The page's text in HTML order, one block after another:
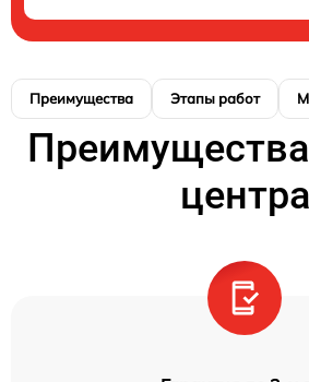
Преимущества Этапы работ
центра